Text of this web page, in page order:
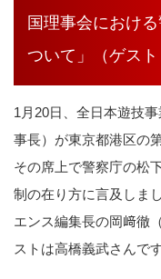
国理事会におけ
ついて」（ゲスト
1月20日、全日本遊技
事長）が東京都港区の
その席上で警察庁の松
制の在り方に言及しま
エンス編集長の岡﨑徹
ストは高橋義武さんで